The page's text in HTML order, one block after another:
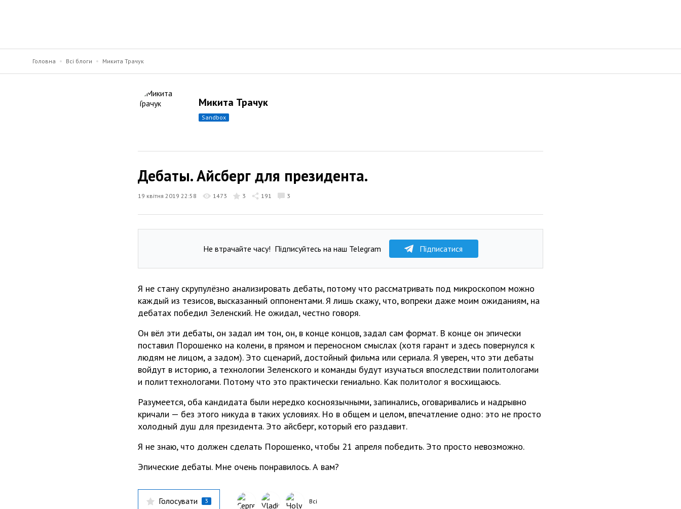
Головна Всі блоги Микита Трачук
Микита Трачук
sandbox
Дебаты. Айсберг для президента.
19 квітня 2019 22:58 1473 3 191 3
Не втрачайте часу! Підписуйтесь на наш Telegram Підписатися
Я не стану скрупулёзно анализировать дебаты, потому что рассматривать под микроскопом можно
каждый из тезисов, высказанный оппонентами. Я лишь скажу, что, вопреки даже моим ожиданиям, на
дебатах победил Зеленский. Не ожидал, честно говоря.
Он вёл эти дебаты, он задал им тон, он, в конце концов, задал сам формат. В конце он эпически
поставил Порошенко на колени, в прямом и переносном смыслах (хотя гарант и здесь повернулся к
людям не лицом, а задом). Это сценарий, достойный фильма или сериала. Я уверен, что эти дебаты
войдут в историю, а технологии Зеленского и команды будут изучаться впоследствии политологами
и политтехнологами. Потому что это практически гениально. Как политолог я восхищаюсь.
Разумеется, оба кандидата были нередко косноязычными, запинались, оговаривались и надрывно
кричали — без этого никуда в таких условиях. Но в общем и целом, впечатление одно: это не просто
холодный душ для президента. Это айсберг, который его раздавит.
Я не знаю, что должен сделать Порошенко, чтобы 21 апреля победить. Это просто невозможно.
Эпические дебаты. Мне очень понравилось. А вам?
Голосувати 3 Всі